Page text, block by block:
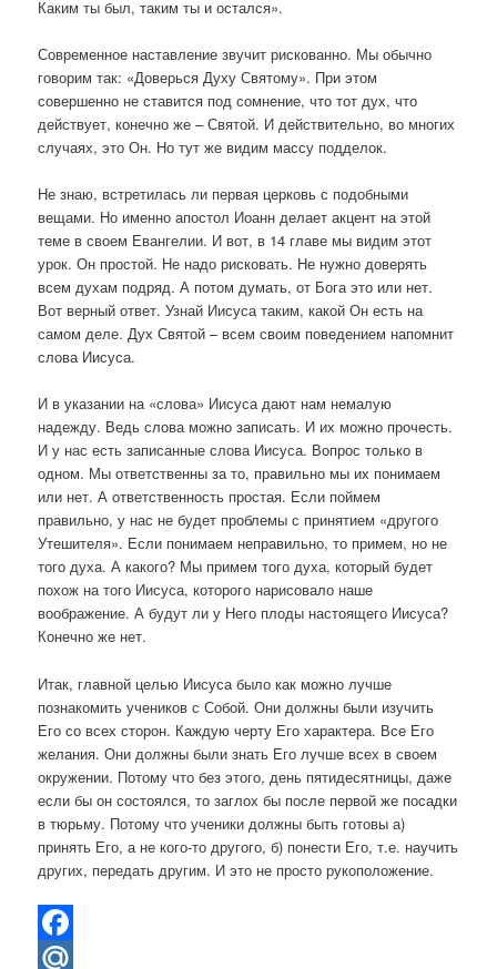
Каким ты был, таким ты и остался».
Современное наставление звучит рискованно. Мы обычно
говорим так: «Доверься Духу Святому». При этом
совершенно не ставится под сомнение, что тот дух, что
действует, конечно же – Святой. И действительно, во многих
случаях, это Он. Но тут же видим массу подделок.
Не знаю, встретилась ли первая церковь с подобными
вещами. Но именно апостол Иоанн делает акцент на этой
теме в своем Евангелии. И вот, в 14 главе мы видим этот
урок. Он простой. Не надо рисковать. Не нужно доверять
всем духам подряд. А потом думать, от Бога это или нет.
Вот верный ответ. Узнай Иисуса таким, какой Он есть на
самом деле. Дух Святой – всем своим поведением напомнит
слова Иисуса.
И в указании на «слова» Иисуса дают нам немалую
надежду. Ведь слова можно записать. И их можно прочесть.
И у нас есть записанные слова Иисуса. Вопрос только в
одном. Мы ответственны за то, правильно мы их понимаем
или нет. А ответственность простая. Если поймем
правильно, у нас не будет проблемы с принятием «другого
Утешителя». Если понимаем неправильно, то примем, но не
того духа. А какого? Мы примем того духа, который будет
похож на того Иисуса, которого нарисовало наше
воображение. А будут ли у Него плоды настоящего Иисуса?
Конечно же нет.
Итак, главной целью Иисуса было как можно лучше
познакомить учеников с Собой. Они должны были изучить
Его со всех сторон. Каждую черту Его характера. Все Его
желания. Они должны были знать Его лучше всех в своем
окружении. Потому что без этого, день пятидесятницы, даже
если бы он состоялся, то заглох бы после первой же посадки
в тюрьму. Потому что ученики должны быть готовы а)
принять Его, а не кого-то другого, б) понести Его, т.е. научить
других, передать другим. И это не просто рукоположение.
Facebook